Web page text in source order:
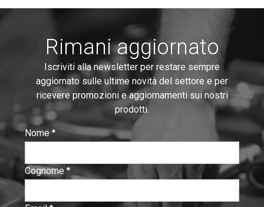
Rimani aggiornato
Iscriviti alla newsletter per restare sempre
aggiornato sulle ultime novità del settore e per
ricevere promozioni e aggiornamenti sui nostri
prodotti.
Nome
:
0/ 280
Cognome
:
0/ 280